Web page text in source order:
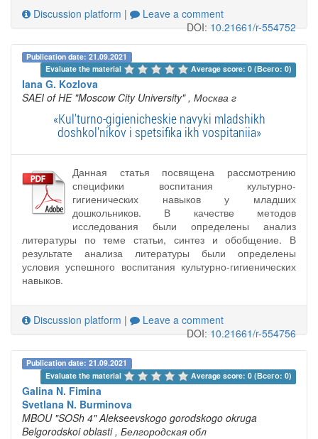
Discussion platform |
Leave a comment
DOI:10.21661/r-554752
Publication date: 21.09.2021
Evaluate the material
Average score: 0 (Всего: 0)
Iana G. Kozlova
SAEI of HE "Moscow City University" , Москва г
«Kul'turno-gigienicheskie navyki mladshikh
doshkol'nikov i spetsifika ikh vospitaniia»
Данная статья посвящена рассмотрению
специфики воспитания культурно-
гигиенических навыков у младших
дошкольников. В качестве методов
исследования были определены анализ
литературы по теме статьи, синтез и обобщение. В
результате анализа литературы были определены
условия успешного воспитания культурно-гигиенических
навыков.
Discussion platform |
Leave a comment
DOI:10.21661/r-554756
Publication date: 21.09.2021
Evaluate the material
Average score: 0 (Всего: 0)
Galina N. Fimina
Svetlana N. Burminova
MBOU "SOSh 4" Alekseevskogo gorodskogo okruga
Belgorodskoi oblasti , Белгородская обл